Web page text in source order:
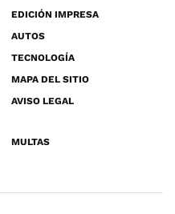
EDICIÓN IMPRESA
AUTOS
TECNOLOGÍA
MAPA DEL SITIO
AVISO LEGAL
MULTAS